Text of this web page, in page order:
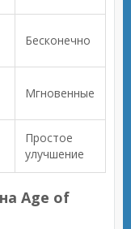
Бесконечно
Мгновенные
Простое
улучшение
Age of